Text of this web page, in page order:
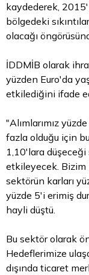
kaydederek,
bölgedeki
olacağı
İDDMİB olarak
yüzden Euro'da
etkilediğini ifade
"Alımlarımız
fazla olduğu için
1,10'lara
etkileyecek. Bizim
sektörün karları
yüzde 5'i erimiş
hayli düştü.
Bu sektör olarak
Hedeflerimize
dışında ticaret